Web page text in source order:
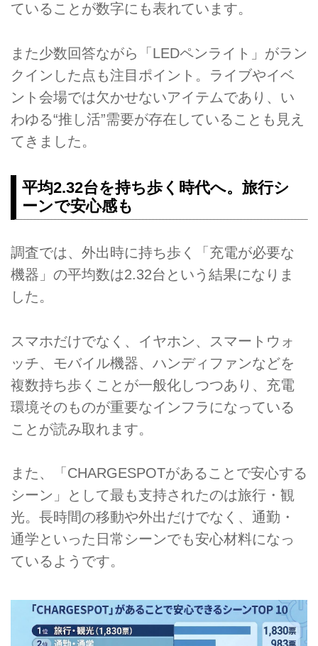
ていることが数字にも表れています。
また少数回答ながら「LEDペンライト」がラン
クインした点も注目ポイント。ライブやイベ
ント会場では欠かせないアイテムであり、い
わゆる“推し活”需要が存在していることも見え
てきました。
平均2.32台を持ち歩く時代へ。旅行シ
ーンで安心感も
調査では、外出時に持ち歩く「充電が必要な
機器」の平均数は2.32台という結果になりま
した。
スマホだけでなく、イヤホン、スマートウォ
ッチ、モバイル機器、ハンディファンなどを
複数持ち歩くことが一般化しつつあり、充電
環境そのものが重要なインフラになっている
ことが読み取れます。
また、「CHARGESPOTがあることで安心する
シーン」として最も支持されたのは旅行・観
光。長時間の移動や外出だけでなく、通勤・
通学といった日常シーンでも安心材料になっ
ているようです。